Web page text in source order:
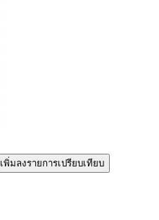
เพิ่มลงรายการเปรียบเทียบ